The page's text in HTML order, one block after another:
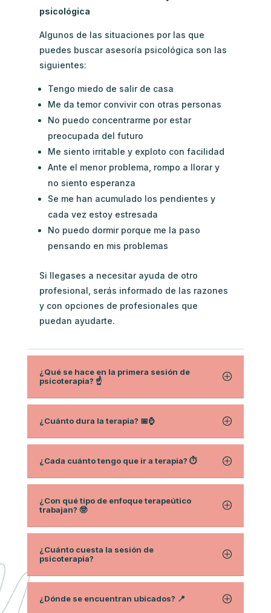
psicológica
Algunos de las situaciones por las que
puedes buscar asesoría psicológica son las
siguientes:
Tengo miedo de salir de casa
Me da temor convivir con otras personas
No puedo concentrarme por estar
preocupada del futuro
Me siento irritable y exploto con facilidad
Ante el menor problema, rompo a llorar y
no siento esperanza
Se me han acumulado los pendientes y
cada vez estoy estresada
No puedo dormir porque me la paso
pensando en mis problemas
Si llegases a necesitar ayuda de otro
profesional, serás informado de las razones
y con opciones de profesionales que
puedan ayudarte.
¿Qué se hace en la primera sesión de
psicoterapia? ☝️
¿Cuánto dura la terapia? 📅⌚
¿Cada cuánto tengo que ir a terapia? ⏱
¿Con qué tipo de enfoque terapeútico
trabajan? 🤓
¿Cuánto cuesta la sesión de
psicoterapia?
¿Dónde se encuentran ubicados? 📍